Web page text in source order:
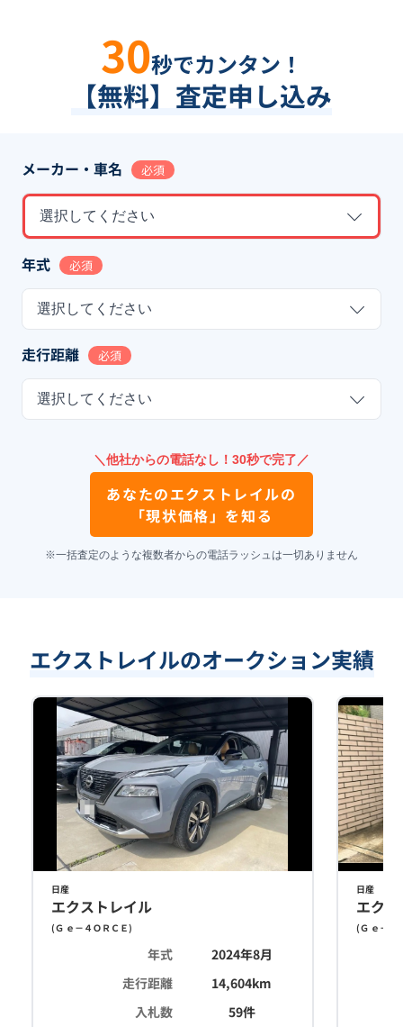
30秒でカンタン！
【無料】査定申し込み
メーカー・車名 必須
選択してください
年式 必須
選択してください
走行距離 必須
選択してください
＼他社からの電話なし！30秒で完了／
あなたのエクストレイルの
「現状価格」を知る
※一括査定のような複数者からの電話ラッシュは一切ありません
エクストレイルのオークション実績
日産
エクストレイル
(Ｇ ｅ－４ＯＲＣＥ)
年式
2024年8月
走行距離
14,604km
入札数
59件
日産
エク
(Ｇ ｅ－４